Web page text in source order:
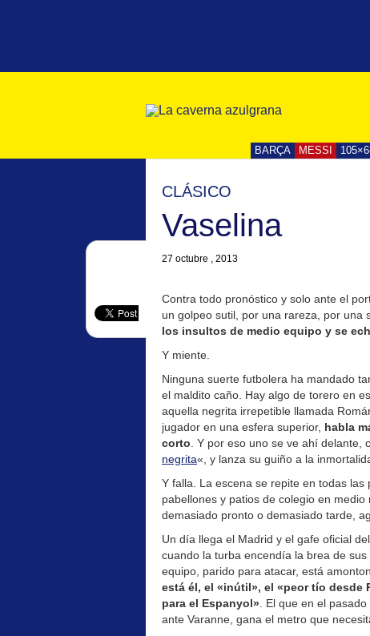
BARÇA MESSI
CLÁSICO
Vaselina
27 octubre , 2013
Contra todo pronóstico y solo ante el
un golpeo sutil, por una rareza, por una
los insultos de medio equipo y se
Y miente.
Ninguna suerte futbolera ha mandado
el maldito caño. Hay algo de torero en
aquella negrita irrepetible llamada
jugador en una esfera superior, habla
corto . Y por eso uno se ve ahí
negrita«, y lanza su guiño a la
Y falla. La escena se repite en todas las
pabellones y patios de colegio en
demasiado pronto o demasiado tarde,
Un día llega el Madrid y el gafe oficial
cuando la turba encendía la brea de
equipo, parido para atacar, está
está él, el «inútil», el «peor tío desde
para el Espanyol» . El que en el
ante Varanne, gana el metro que